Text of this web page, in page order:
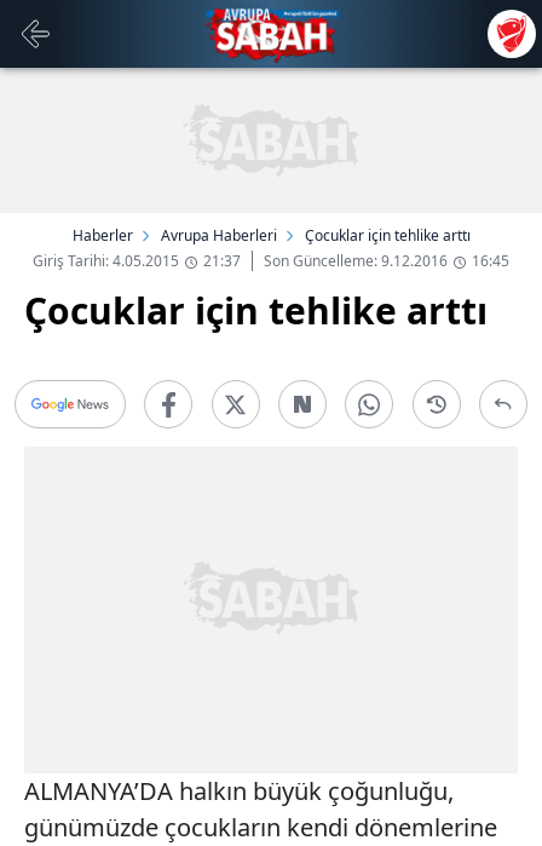
Haberler Avrupa Haberleri
Çocuklar için tehlike arttı
Giriş Tarihi: 4.05.2015
21:37 Son Güncelleme: 9.12.2016 16:45
Çocuklar için tehlike arttı
ALMANYA’DA halkın büyük çoğunluğu,
günümüzde çocukların kendi dönemlerine